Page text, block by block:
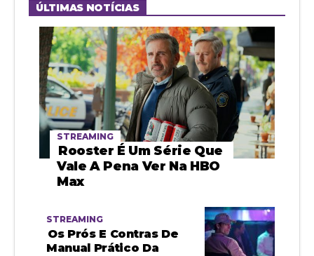
ÚLTIMAS NOTÍCIAS
STREAMING
Rooster É Um Série Que
Vale A Pena Ver Na HBO
Max
STREAMING
Os Prós E Contras De
Manual Prático Da